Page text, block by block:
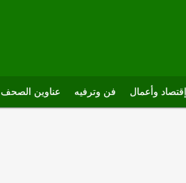
إقتصاد وأعمال فن وترفيه عناوين الصحف